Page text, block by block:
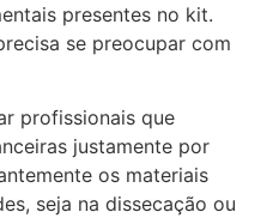
presentes no kit.
se preocupar com
profissionais que
justamente por
os materiais
seja na dissecação ou